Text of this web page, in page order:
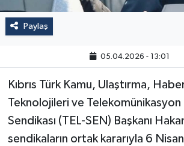
Paylaş
05.04.2026 - 13:01
Kıbrıs Türk Kamu, Ulaştırma,
Teknolojileri ve Telekomünikasyon
Sendikası (TEL-SEN) Başkanı
sendikaların ortak kararıyla 6